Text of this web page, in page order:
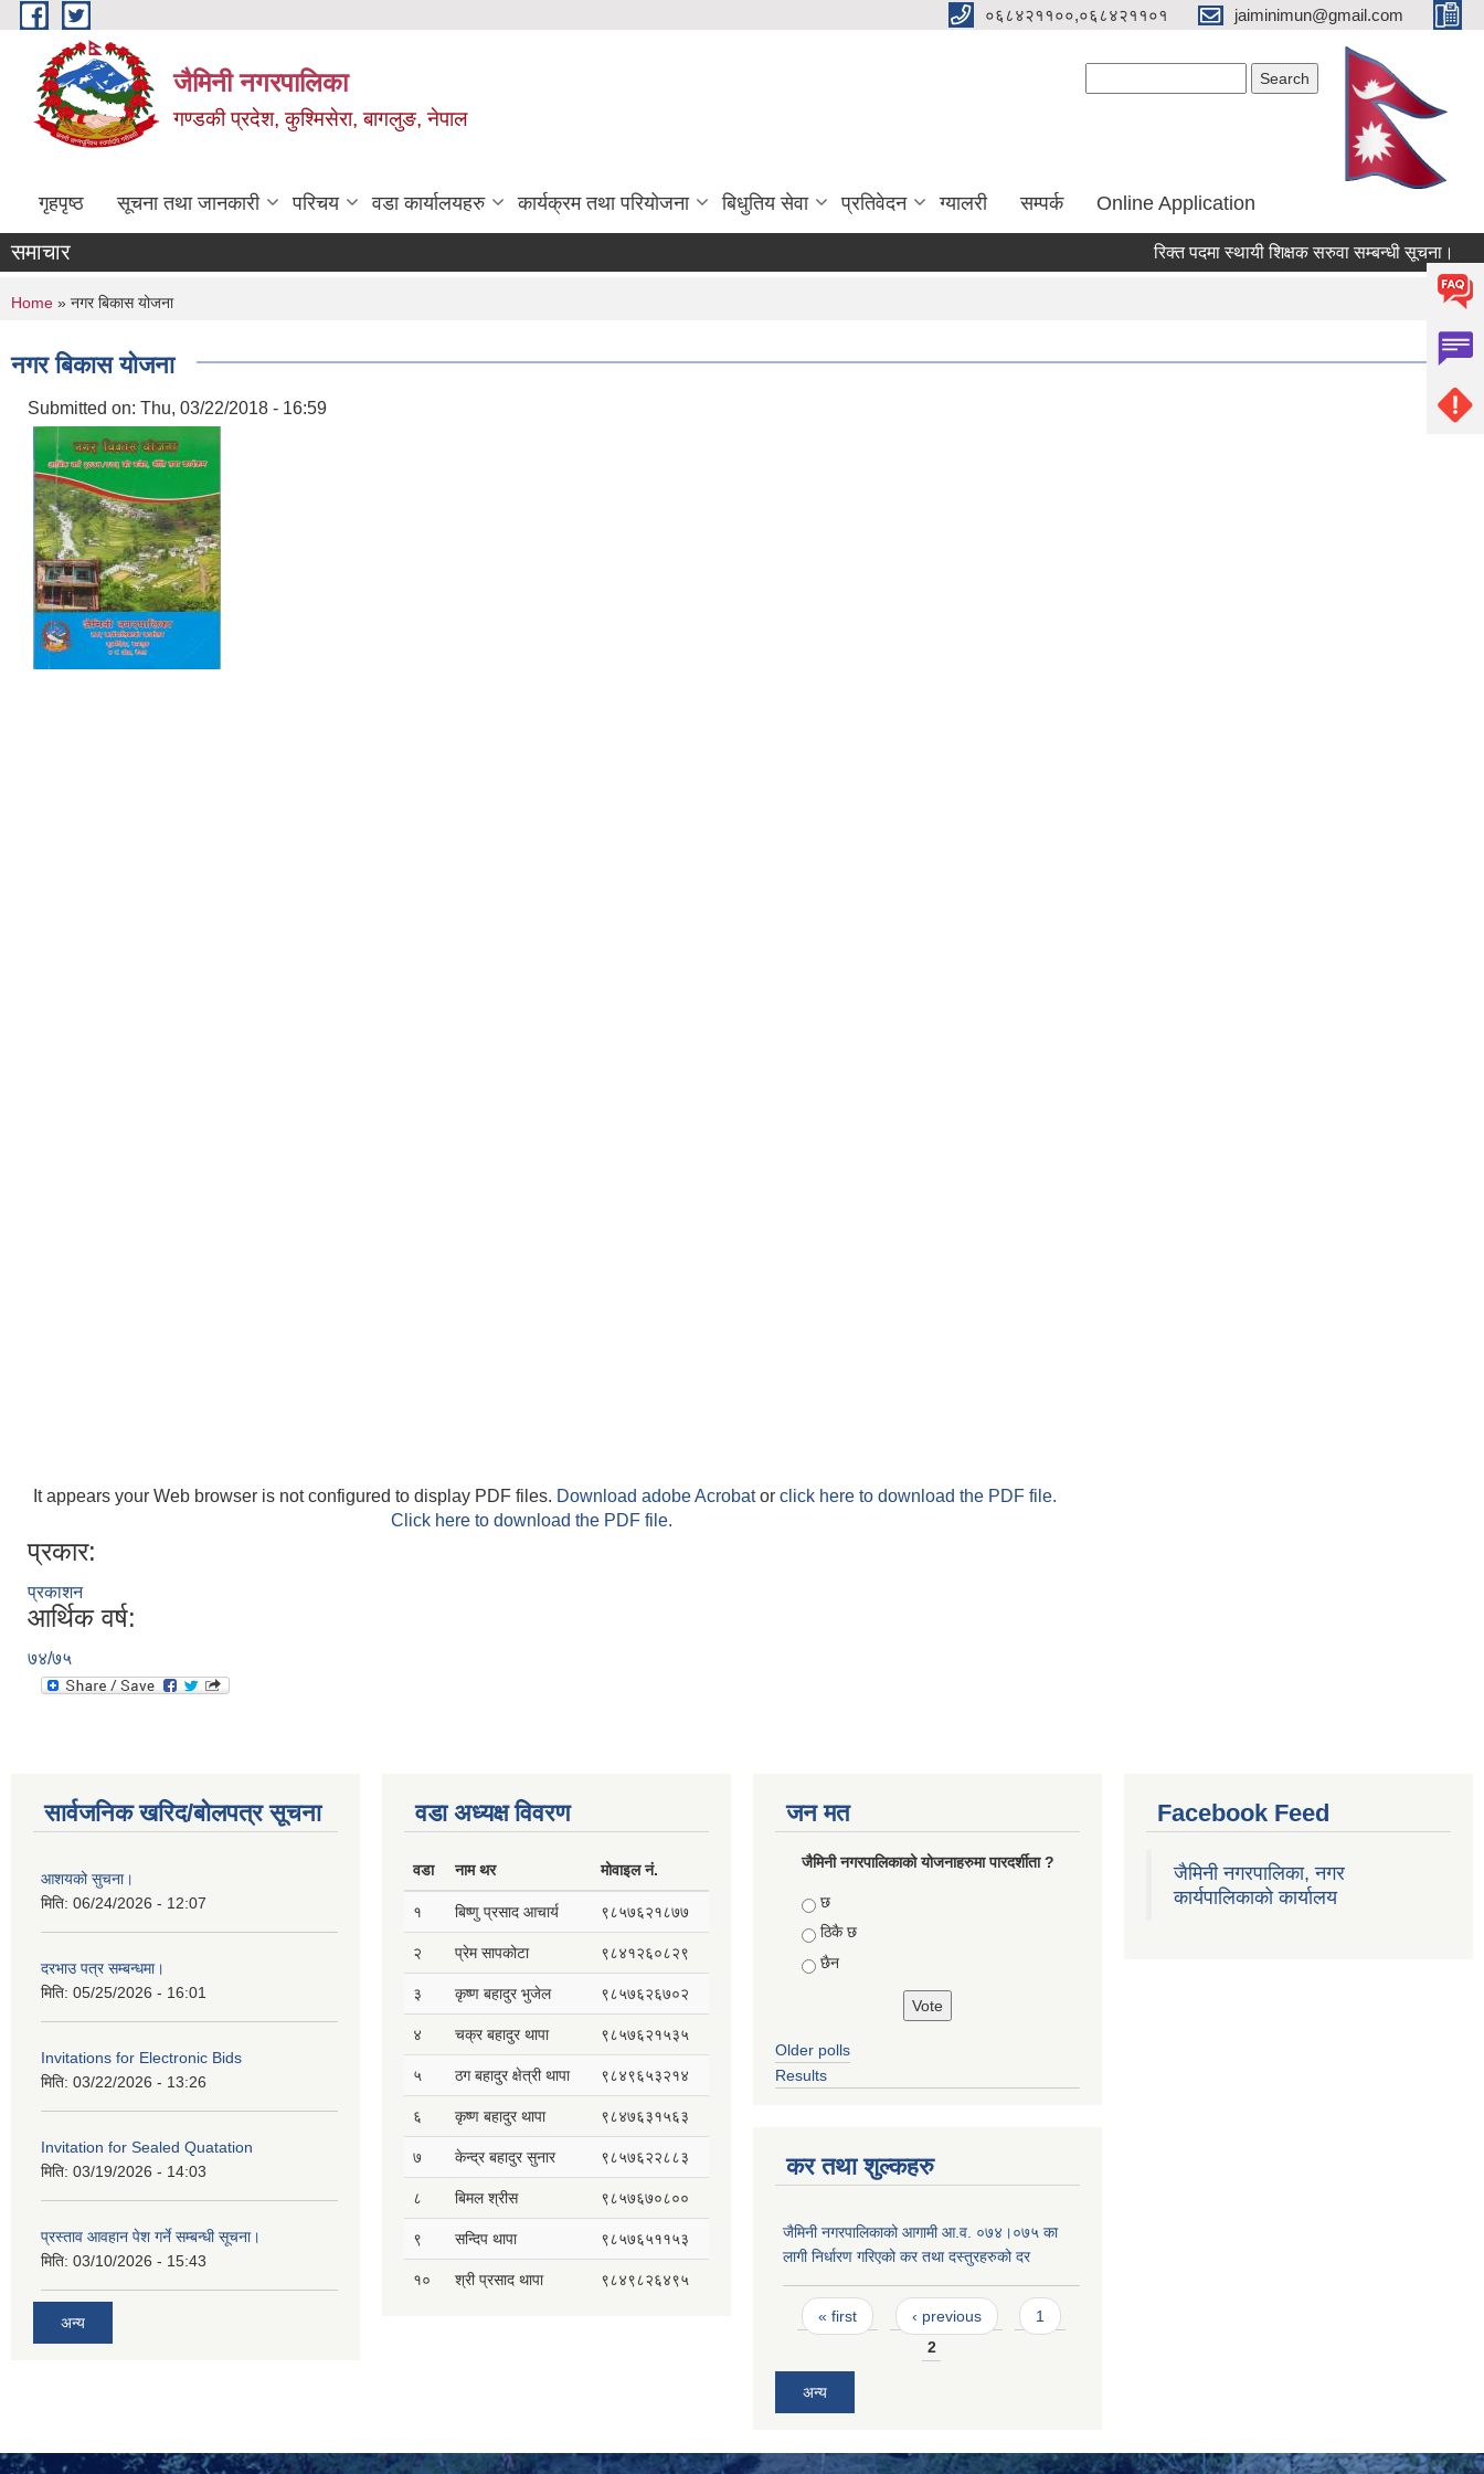
Skip to main content ०६८४२११००,०६८४२११०१ jaiminimun@gmail.com
जैमिनी नगरपालिका
गण्डकी प्रदेश, कुश्मिसेरा, बागलुङ, नेपाल
गृहपृष्ठ सूचना तथा जानकारी परिचय वडा कार्यालयहरु कार्यक्रम तथा परियोजना बिधुतिय सेवा प्रतिवेदन ग्यालरी सम्पर्क Online Application
समाचार रिक्त पदमा स्थायी शिक्षक सरुवा सम्बन्धी सूचना।
You are here
Home » नगर बिकास योजना
नगर बिकास योजना
Submitted on: Thu, 03/22/2018 - 16:59
It appears your Web browser is not configured to display PDF files. Download adobe Acrobator click here to download the PDF file.
Click here to download the PDF file.
प्रकार:
प्रकाशन
आर्थिक वर्ष:
७४/७५
सार्वजनिक खरिद/बोलपत्र सूचना
आशयको सुचना।
मिति: 06/24/2026 - 12:07
दरभाउ पत्र सम्बन्धमा।
मिति: 05/25/2026 - 16:01
Invitations for Electronic Bids
मिति: 03/22/2026 - 13:26
Invitation for Sealed Quatation
मिति: 03/19/2026 - 14:03
प्रस्ताव आवहान पेश गर्ने सम्बन्धी सूचना।
मिति: 03/10/2026 - 15:43
अन्य
वडा अध्यक्ष विवरण
वडा नाम थर मोवाइल नं.
१ बिष्णु प्रसाद आचार्य ९८५७६२१८७७
२ प्रेम सापकोटा ९८४१२६०८२९
३ कृष्ण बहादुर भुजेल ९८५७६२६७०२
४ चक्र बहादुर थापा ९८५७६२१५३५
५ ठग बहादुर क्षेत्री थापा ९८४९६५३२१४
६ कृष्ण बहादुर थापा ९८४७६३१५६३
७ केन्द्र बहादुर सुनार ९८५७६२२८८३
८ बिमल श्रीस ९८५७६७०८००
९ सन्दिप थापा ९८५७६५११५३
१० श्री प्रसाद थापा ९८४९८२६४९५
जन मत
जैमिनी नगरपालिकाको योजनाहरुमा पारदर्शीता ?
Choices
छ
ठिकै छ
छैन
Older polls
Results
कर तथा शुल्कहरु
जैमिनी नगरपालिकाको आगामी आ.व. ०७४।०७५ का
लागी निर्धारण गरिएको कर तथा दस्तुरहरुको दर
Pages
« first ‹ previous
1
2
अन्य
Facebook Feed
जैमिनी नगरपालिका, नगर
कार्यपालिकाको कार्यालय